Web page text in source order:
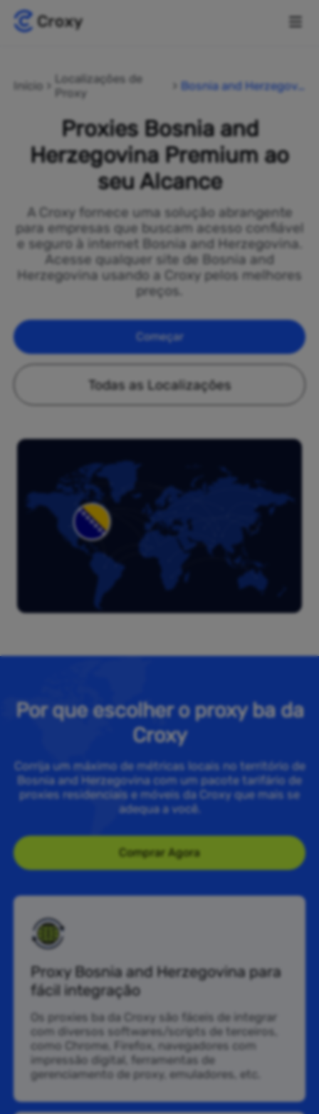
Início
Localizações de
Proxy
Bosnia and Herzegovi
Proxies Bosnia and
Herzegovina Premium ao
seu Alcance
A Croxy fornece uma solução abrangente
para empresas que buscam acesso confiável
e seguro à internet Bosnia and Herzegovina.
Acesse qualquer site de Bosnia and
Herzegovina usando a Croxy pelos melhores
preços.
Começar
Todas as Localizações
Por que escolher o proxy ba da
Croxy
Corrija um máximo de métricas locais no território de
Bosnia and Herzegovina com um pacote tarifário de
proxies residenciais e móveis da Croxy que mais se
adequa a você.
Comprar Agora
Proxy Bosnia and Herzegovina para
fácil integração
Os proxies ba da Croxy são fáceis de integrar
com diversos softwares/scripts de terceiros,
como Chrome, Firefox, navegadores com
impressão digital, ferramentas de
gerenciamento de proxy, emuladores, etc.